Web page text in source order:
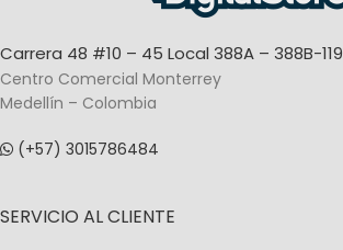
Carrera 48 #10 – 45 Local 388A – 388B-119
Centro Comercial Monterrey
Medellín – Colombia
(+57) 3015786484
SERVICIO AL CLIENTE